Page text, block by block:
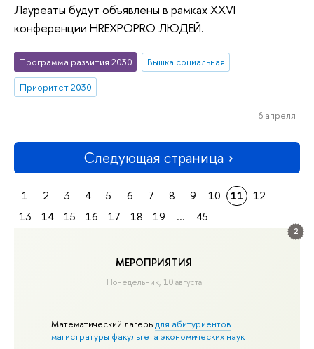
2
МЕРОПРИЯТИЯ
Понедельник, 10 августа
Математический лагерьдля абитуриентов
магистратуры факультета экономических наук
Лауреаты будут объявлены в рамках XXVI
конференции HREXPOPRO ЛЮДЕЙ.
Программа развития 2030
Вышка социальная
Приоритет 2030
6 апреля
Следующая страница
1 2 3 4 5 6 7 8 9 10 11
12
13
14 15 16 17 18 19 ... 45